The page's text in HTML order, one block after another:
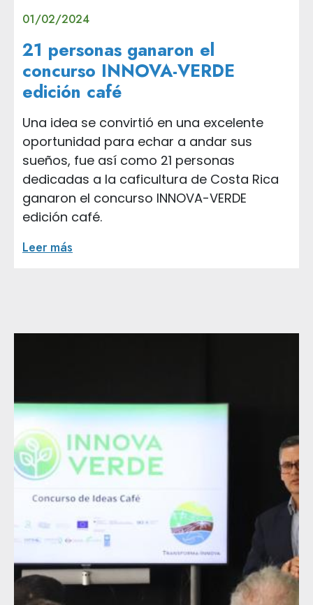
01/02/2024
21 personas ganaron el
concurso INNOVA-VERDE
edición café
Una idea se convirtió en una excelente
oportunidad para echar a andar sus
sueños, fue así como 21 personas
dedicadas a la caficultura de Costa Rica
ganaron el concurso INNOVA-VERDE
edición café.
Leer más